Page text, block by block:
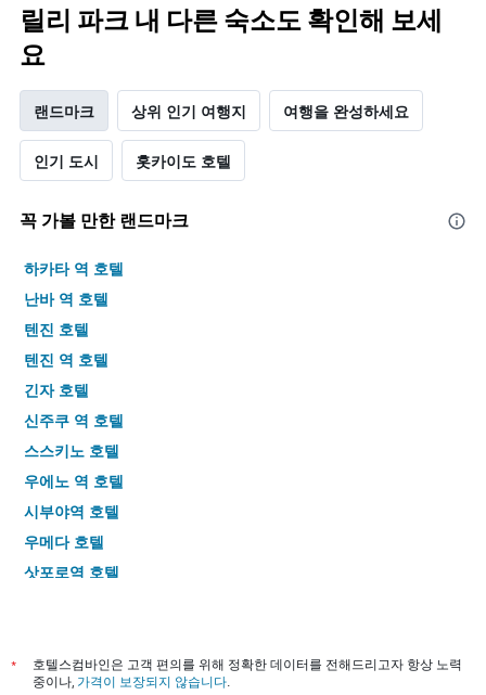
릴리 파크 내 다른 숙소도 확인해 보세
요
랜드마크 상위 인기 여행지 여행을 완성하세요
인기 도시 홋카이도 호텔
꼭 가볼 만한 랜드마크
하카타 역 호텔
난바 역 호텔
텐진 호텔
텐진 역 호텔
긴자 호텔
신주쿠 역 호텔
스스키노 호텔
우에노 역 호텔
시부야역 호텔
우메다 호텔
삿포로역 호텔
우메다 역 호텔
*
호텔스컴바인은 고객 편의를 위해 정확한 데이터를 전해드리고자 항상 노력
중이나, 가격이 보장되지 않습니다.